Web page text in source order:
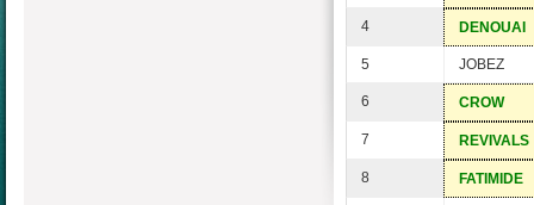
4 DENOUAI
5 JOBEZ
6 CROW
7 REVIVALS
8 FATIMIDE